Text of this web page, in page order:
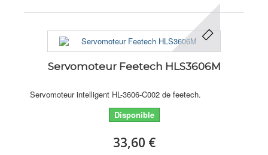
Servomoteur Feetech HLS3606M
Servomoteur intelligent HL-3606-C002 de feetech.
Disponible
33,60 €